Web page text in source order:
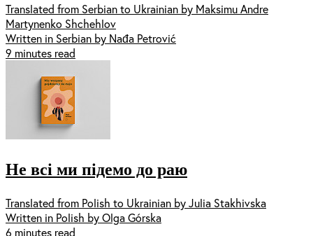
Translated from Serbian to Ukrainian by Maksimu Andre
Martynenko Shchehlov
Written in Serbian by Nađa Petrović
9 minutes read
Не всі ми підемо до раю
Translated from Polish to Ukrainian by Julia Stakhivska
Written in Polish by Olga Górska
6 minutes read